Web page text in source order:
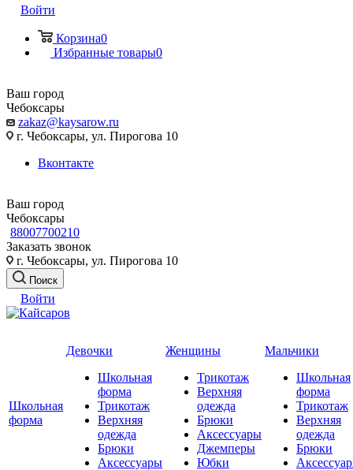
Войти
Корзина0
Избранные товары0
Ваш город
Чебоксары
zakaz@kaysarow.ru
г. Чебоксары, ул. Пирогова 10
Вконтакте
Ваш город
Чебоксары
88007700210
Заказать звонок
г. Чебоксары, ул. Пирогова 10
Поиск
Войти
Школьная
форма
Девочки
Школьная
форма
Трикотаж
Верхняя
одежда
Брюки
Аксессуары
Женщины
Трикотаж
Верхняя
одежда
Брюки
Аксессуары
Джемперы
Юбки
Мальчики
Школьная
форма
Трикотаж
Верхняя
одежда
Брюки